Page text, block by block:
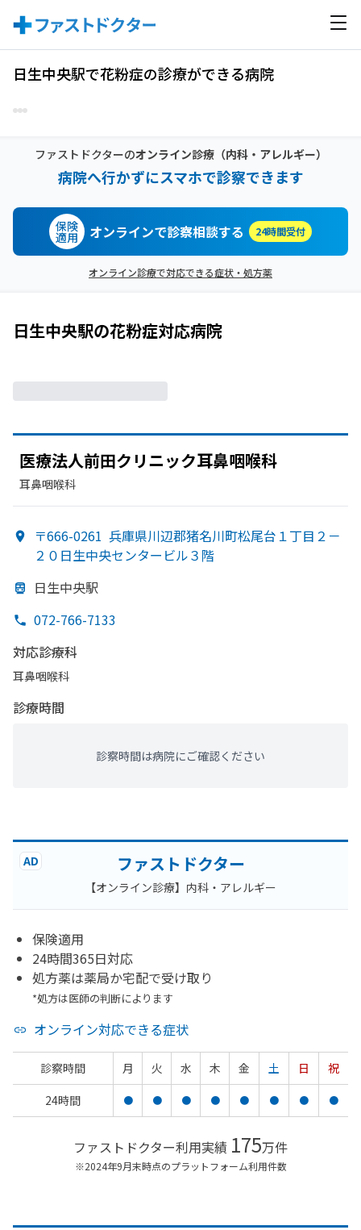
日生中央駅で花粉症の診療ができる病院
ファストドクターのオンライン診療（内科・アレルギー）
病院へ行かずにスマホで診察できます
保険
適用 オンラインで診察相談する 24時間受付
オンライン診療で対応できる症状・処方薬
日生中央駅の花粉症対応病院
医療法人前田クリニック耳鼻咽喉科
耳鼻咽喉科
〒666-0261 兵庫県川辺郡猪名川町松尾台１丁目２－
２０日生中央センタービル３階
日生中央駅
072-766-7133
対応診療科
耳鼻咽喉科
診療時間
診察時間は病院にご確認ください
AD ファストドクター
【オンライン診療】内科・アレルギー
保険適用
24時間365日対応
処方薬は薬局か宅配で受け取り
*処方は医師の判断によります
オンライン対応できる症状
診察時間 月 火 水 木 金 土 日
祝
24時間
● ● ● ● ● ● ● ●
ファストドクター利用実績 175万件
※2024年9月末時点のプラットフォーム利用件数